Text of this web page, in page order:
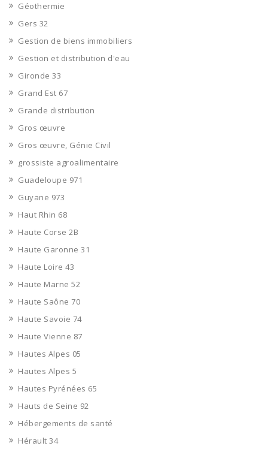
Géothermie
Gers 32
Gestion de biens immobiliers
Gestion et distribution d'eau
Gironde 33
Grand Est 67
Grande distribution
Gros œuvre
Gros œuvre, Génie Civil
grossiste agroalimentaire
Guadeloupe 971
Guyane 973
Haut Rhin 68
Haute Corse 2B
Haute Garonne 31
Haute Loire 43
Haute Marne 52
Haute Saône 70
Haute Savoie 74
Haute Vienne 87
Hautes Alpes 05
Hautes Alpes 5
Hautes Pyrénées 65
Hauts de Seine 92
Hébergements de santé
Hérault 34